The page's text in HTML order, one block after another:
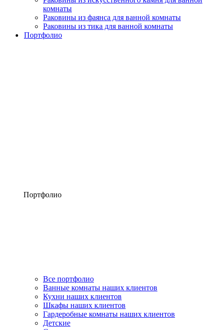
комнаты
Раковины из фаянса для ванной комнаты
Раковины из тика для ванной комнаты
Портфолио
Портфолио
Все портфолио
Ванные комнаты наших клиентов
Кухни наших клиентов
Шкафы наших клиентов
Гардеробные комнаты наших клиентов
Детские